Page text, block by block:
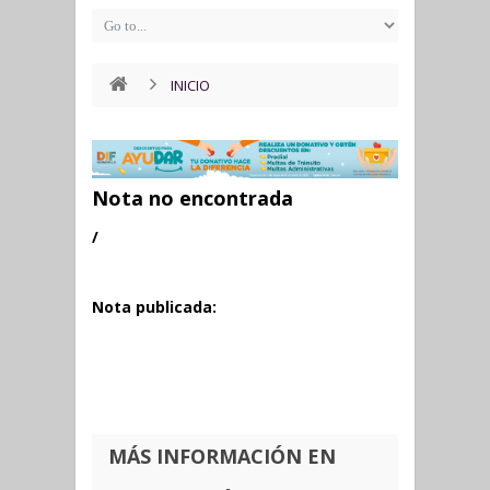
INICIO
Nota no encontrada
/
Nota publicada:
MÁS INFORMACIÓN EN